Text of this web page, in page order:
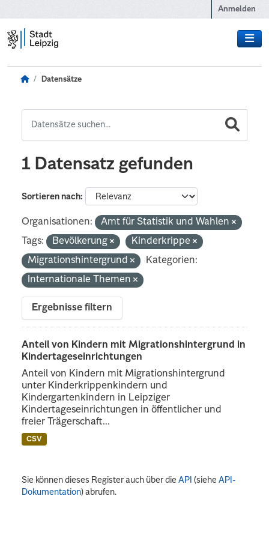
Anmelden
Datensätze
1 Datensatz gefunden
Sortieren nach
Organisationen:
Amt für Statistik und Wahlen
Tags:
Bevölkerung
Kinderkrippe
Migrationshintergrund
Kategorien:
Internationale Themen
Ergebnisse filtern
Anteil von Kindern mit Migrationshintergrund in
Kindertageseinrichtungen
Anteil von Kindern mit Migrationshintergrund
unter Kinderkrippenkindern und
Kindergartenkindern in Leipziger
Kindertageseinrichtungen in öffentlicher und
freier Trägerschaft...
CSV
Sie können dieses Register auch über dieAPI (sieheAPI-
Dokumentation) abrufen.